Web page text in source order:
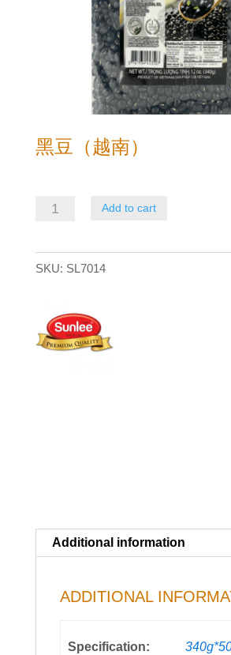
黑豆（越南）
南）
Add to cart
SKU: SL7014
Additional information
ADDITIONAL
Specification: